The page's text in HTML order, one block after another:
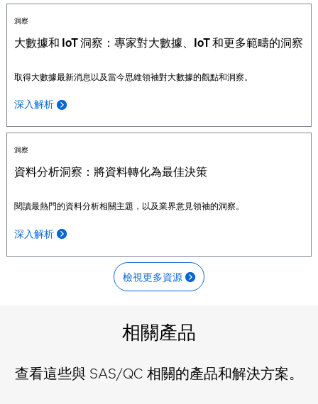
洞察
大數據和 IoT 洞察：專家對大數據、IoT 和更多範疇的洞察
取得大數據最新消息以及當今思維領袖對大數據的觀點和洞察。
深入解析
洞察
資料分析洞察：將資料轉化為最佳決策
閱讀最熱門的資料分析相關主題，以及業界意見領袖的洞察。
深入解析
檢視更多資源
相關產品
查看這些與 SAS/QC 相關的產品和解決方案。